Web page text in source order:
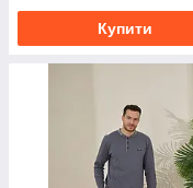
Купити